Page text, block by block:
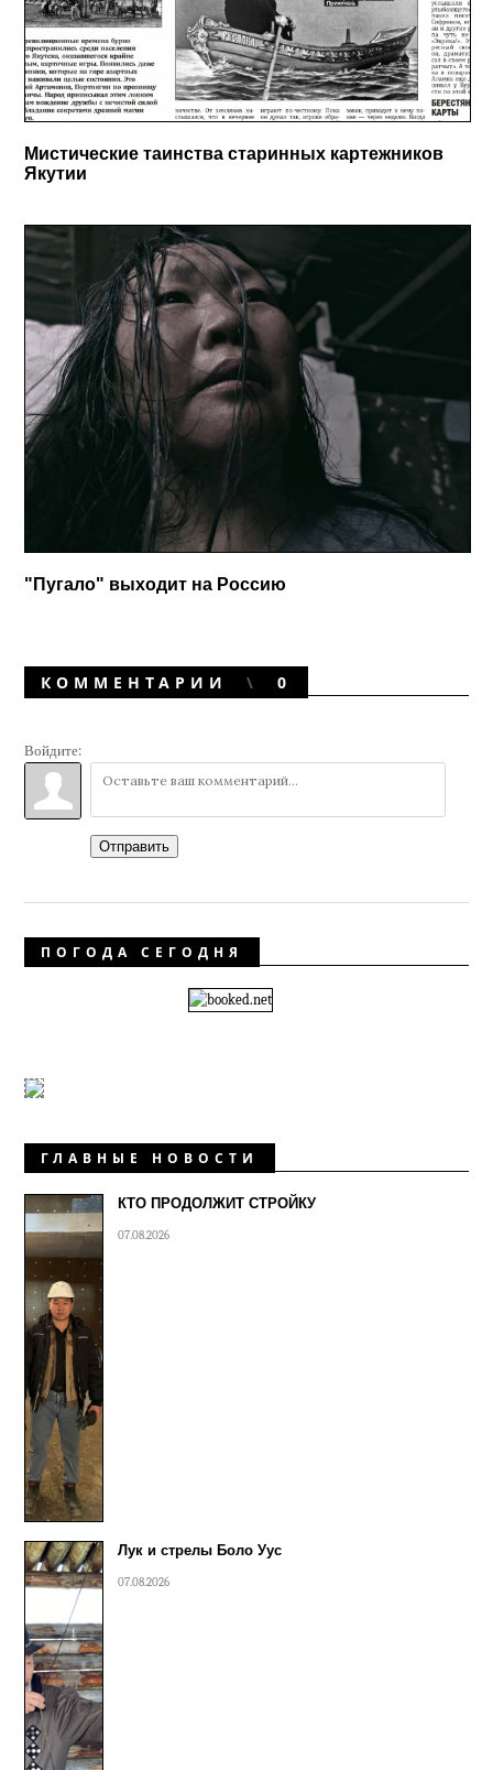
Мистические таинства старинных картежников
Якутии
"Пугало" выходит на Россию
КОММЕНТАРИИ 0
Войдите:
Отправить
ПОГОДА СЕГОДНЯ
ГЛАВНЫЕ НОВОСТИ
КТО ПРОДОЛЖИТ СТРОЙКУ
07.08.2026
Лук и стрелы Боло Уус
07.08.2026